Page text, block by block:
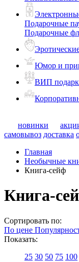
Подарочные
Подарочные
Юмор и
ВИП
новинки
самовывоз доставка
Главная
Необычные
Книга-сейф
Книга-
Сортировать по:
По цене
Показать:
25 30 50 75 100